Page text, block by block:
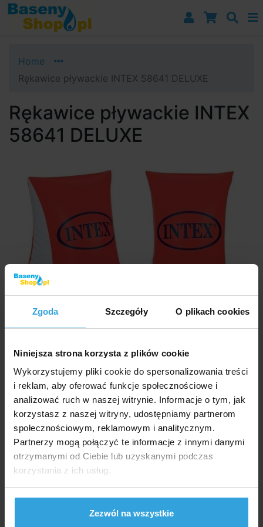
Zgoda Szczegóły O plikach cookies
Niniejsza strona korzysta z plików cookie
Wykorzystujemy pliki cookie do spersonalizowania treści
i reklam, aby oferować funkcje społecznościowe i
analizować ruch w naszej witrynie. Informacje o tym, jak
korzystasz z naszej witryny, udostępniamy partnerom
społecznościowym, reklamowym i analitycznym.
Partnerzy mogą połączyć te informacje z innymi danymi
otrzymanymi od Ciebie lub uzyskanymi podczas
korzystania z ich usług.
Zezwól na wszystkie
Przejdź do nawigacji
Przejdź do treści
Przejdź do paska bocznego
Home
Rękawice pływackie INTEX 58641 DELUXE
Rękawice pływackie INTEX
58641 DELUXE
Przybliżony rozmiar rękawa 30 cm x 15 cm.
Kod produktu:
Marka: INTEX
Dostępność: Sprzedaż zakończona
Zapytaj sprzedawcę